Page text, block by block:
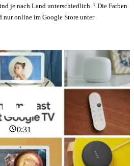
je nach Land unterschiedlich. ⁷ Die Farben
nur online im Google Store unter
0:31